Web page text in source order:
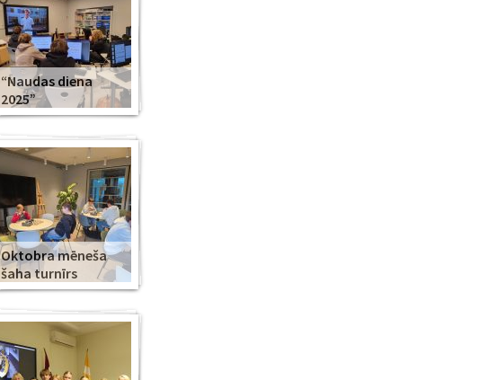
“Naudas diena
2025”
Oktobra mēneša
šaha turnīrs